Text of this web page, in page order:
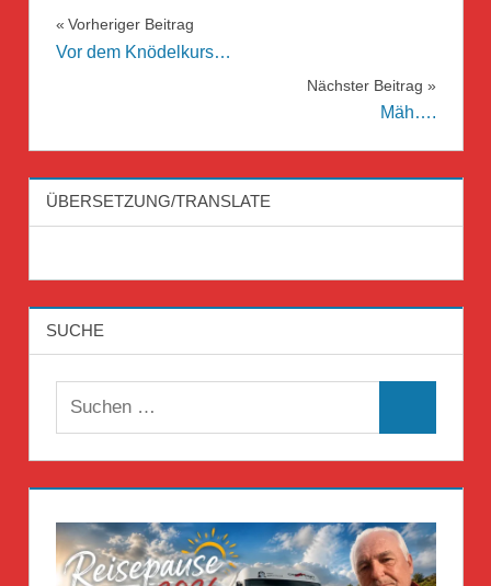
Beitragsnavigation
Vorheriger Beitrag
Vor dem Knödelkurs…
Nächster Beitrag
Mäh….
ÜBERSETZUNG/TRANSLATE
SUCHE